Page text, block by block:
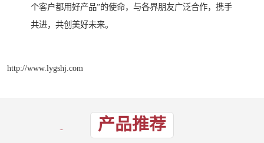
个客户都用好产品”的使命，与各界朋友广泛合作，携手
共进，共创美好未来。
http://www.lygshj.com
产品推荐